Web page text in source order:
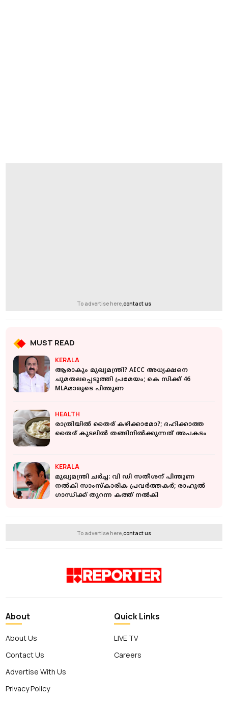
To advertise here,contact us
MUST READ
KERALA
ആരാകും മുഖ്യമന്ത്രി? AICC അധ്യക്ഷനെ
ചുമതലപ്പെടുത്തി പ്രമേയം; കെ സിക്ക് 46
MLAമാരുടെ പിന്തുണ
HEALTH
രാത്രിയില്‍ തൈര് കഴിക്കാമോ?; ദഹിക്കാത്ത
തൈര് കുടലില്‍ തങ്ങിനില്‍ക്കുന്നത് അപകടം
KERALA
മുഖ്യമന്ത്രി ചർച്ച: വി ഡി സതീശന് പിന്തുണ
നൽകി സാംസ്കാരിക പ്രവർത്തകർ; രാഹുൽ
ഗാന്ധിക്ക് തുറന്ന കത്ത് നൽകി
To advertise here,contact us
About
About Us
Contact Us
Advertise With Us
Privacy Policy
Quick Links
LIVE TV
Careers